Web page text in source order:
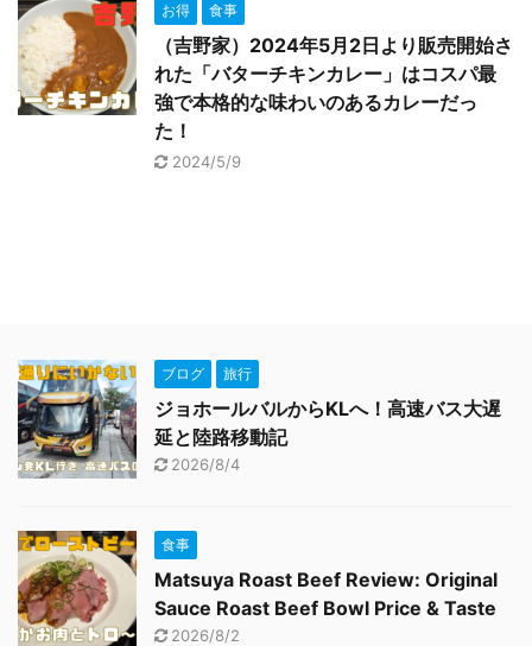
お得 食事
（吉野家）2024年5月2日より販売開始さ
れた「バターチキンカレー」はコスパ最
強で本格的な味わいのあるカレーだっ
た！
2024/5/9
ブログ 旅行
ジョホールバルからKLへ！高速バス大遅
延と陸路移動記
2026/8/4
食事
Matsuya Roast Beef Review: Original
Sauce Roast Beef Bowl Price & Taste
2026/8/2